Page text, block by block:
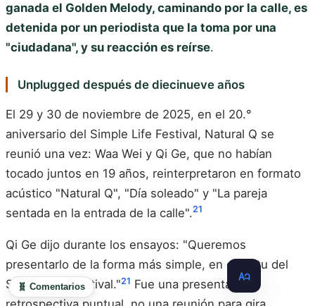
ganada el Golden Melody, caminando por la calle, es
detenida por un periodista que la toma por una
"ciudadana", y su reacción es reírse.
Unplugged después de diecinueve años
El 29 y 30 de noviembre de 2025, en el 20.°
aniversario del Simple Life Festival, Natural Q se
reunió una vez: Waa Wei y Qi Ge, que no habían
tocado juntos en 19 años, reinterpretaron en formato
acústico "Natural Q", "Día soleado" y "La pareja
sentada en la entrada de la calle".21
Qi Ge dijo durante los ensayos: "Queremos
presentarlo de la forma más simple, en espíritu del
Simple Life Festival."21 Fue una presentación
🧬 Comentarios